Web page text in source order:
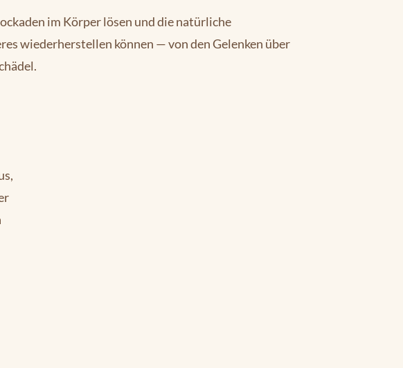
im Körper lösen und die natürliche
wiederherstellen können — von den Gelenken über